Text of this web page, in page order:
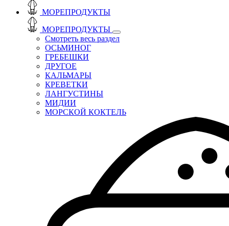
МОРЕПРОДУКТЫ
МОРЕПРОДУКТЫ
Смотреть весь раздел
ОСЬМИНОГ
ГРЕБЕШКИ
ДРУГОЕ
КАЛЬМАРЫ
КРЕВЕТКИ
ЛАНГУСТИНЫ
МИДИИ
МОРСКОЙ КОКТЕЛЬ